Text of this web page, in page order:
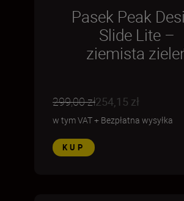
Pasek Peak
Slide Lite –
ziemista
299,00 zł254,15 zł
w tym VAT+ Bezpłatna wysyłka
KUP